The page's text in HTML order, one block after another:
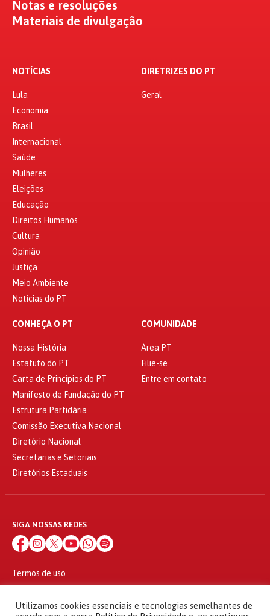
Notas e resoluções
Materiais de divulgação
NOTÍCIAS
Lula
Economia
Brasil
Internacional
Saúde
Mulheres
Eleições
Educação
Direitos Humanos
Cultura
Opinião
Justiça
Meio Ambiente
Notícias do PT
DIRETRIZES DO PT
Geral
CONHEÇA O PT
Nossa História
Estatuto do PT
Carta de Princípios do PT
Manifesto de Fundação do PT
Estrutura Partidária
Comissão Executiva Nacional
Diretório Nacional
Secretarias e Setoriais
Diretórios Estaduais
COMUNIDADE
Área PT
Filie-se
Entre em contato
SIGA NOSSAS REDES
Termos de uso
© 2010 - 2026
Utilizamos cookies essenciais e tecnologias semelhantes de